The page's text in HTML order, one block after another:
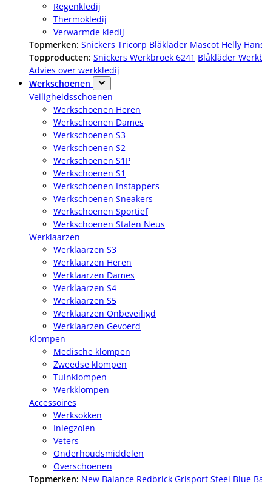
Regenkledij
Thermokledij
Verwarmde kledij
Topmerken: Snickers Tricorp Bläkläder Mascot Helly
Topproducten: Snickers Werkbroek 6241 Blåkläder
Advies over werkkledij
Werkschoenen
Veiligheidsschoenen
Werkschoenen Heren
Werkschoenen Dames
Werkschoenen S3
Werkschoenen S2
Werkschoenen S1P
Werkschoenen S1
Werkschoenen Instappers
Werkschoenen Sneakers
Werkschoenen Sportief
Werkschoenen Stalen Neus
Werklaarzen
Werklaarzen S3
Werklaarzen Heren
Werklaarzen Dames
Werklaarzen S4
Werklaarzen S5
Werklaarzen Onbeveiligd
Werklaarzen Gevoerd
Klompen
Medische klompen
Zweedse klompen
Tuinklompen
Werkklompen
Accessoires
Werksokken
Inlegzolen
Veters
Onderhoudsmiddelen
Overschoenen
Topmerken: New Balance Redbrick Grisport Steel Blue